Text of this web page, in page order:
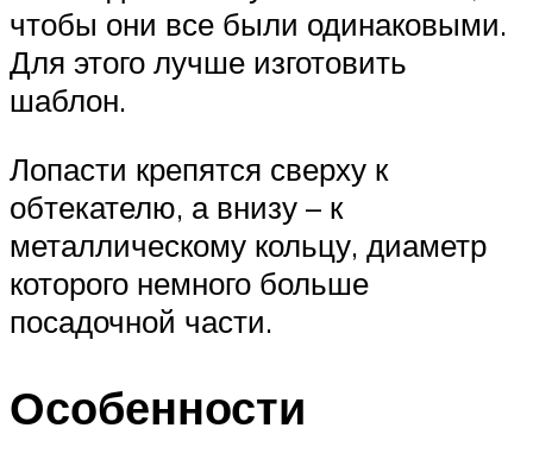
чтобы они все были одинаковыми.
Для этого лучше изготовить
шаблон.
Лопасти крепятся сверху к
обтекателю, а внизу – к
металлическому кольцу, диаметр
которого немного больше
посадочной части.
Особенности